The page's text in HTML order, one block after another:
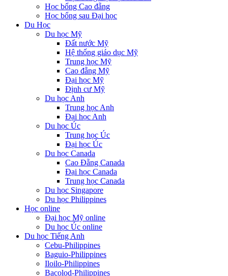
Học bổng Cao đẵng
Học bổng sau Đại học
Du Học
Du học Mỹ
Đất nước Mỹ
Hệ thống giáo dục Mỹ
Trung học Mỹ
Cao đẵng Mỹ
Đại học Mỹ
Định cư Mỹ
Du học Anh
Trung học Anh
Đại học Anh
Du học Úc
Trung học Úc
Đại học Úc
Du học Canada
Cao Đẵng Canada
Đại học Canada
Trung học Canada
Du học Singapore
Du học Philippines
Học online
Đại học Mỹ online
Du học Úc online
Du học Tiếng Anh
Cebu-Philippines
Baguio-Philippines
Iloilo-Philippines
Bacolod-Philippines